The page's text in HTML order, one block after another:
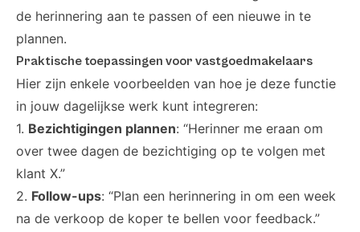
de herinnering aan te passen of een nieuwe in te
plannen.
Praktische toepassingen voor vastgoedmakelaars
Hier zijn enkele voorbeelden van hoe je deze functie
in jouw dagelijkse werk kunt integreren:
1. Bezichtigingen plannen: “Herinner me eraan om
over twee dagen de bezichtiging op te volgen met
klant X.”
2. Follow-ups: “Plan een herinnering in om een week
na de verkoop de koper te bellen voor feedback.”